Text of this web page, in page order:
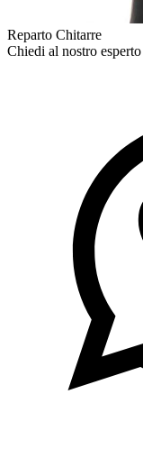
Reparto Chitarre
Chiedi al nostro esperto